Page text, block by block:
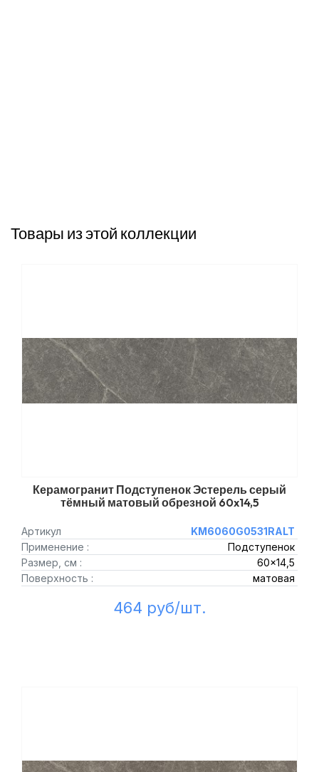
Товары из этой коллекции
Керамогранит Подступенок Эстерель серый
тёмный матовый обрезной 60x14,5
Артикул
KM6060G0531RALT
Применение :
Подступенок
Размер, см :
60x14,5
Поверхность :
матовая
464 руб/шт.